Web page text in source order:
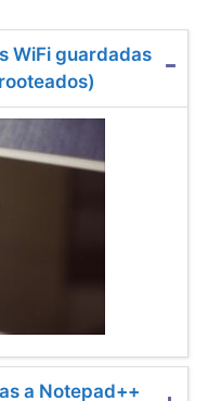
WiFi guardadas
a Notepad++